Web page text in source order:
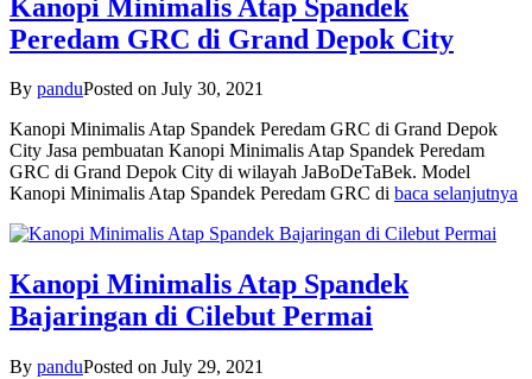
Kanopi Minimalis Atap Spandek
Peredam GRC di Grand Depok City
By panduPosted on July 30, 2021
Kanopi Minimalis Atap Spandek Peredam GRC di Grand Depok
City Jasa pembuatan Kanopi Minimalis Atap Spandek Peredam
GRC di Grand Depok City di wilayah JaBoDeTaBek. Model
Kanopi Minimalis Atap Spandek Peredam GRC di baca selanjutnya
Kanopi Minimalis Atap Spandek
Bajaringan di Cilebut Permai
By panduPosted on July 29, 2021